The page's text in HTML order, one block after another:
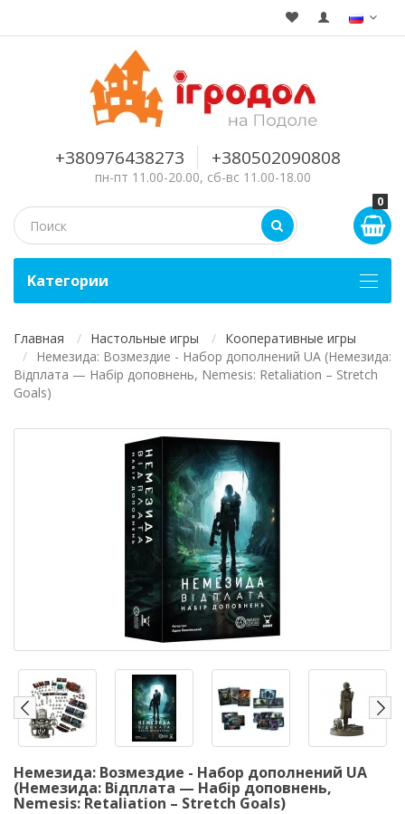
+380976438273 +380502090808
пн-пт 11.00-20.00, сб-вс 11.00-18.00
0
Kатегории
Главная Настольные игры
Кооперативные игры
Немезида: Возмездие - Набор дополнений UA (Немезида:
Відплата — Набір доповнень, Nemesis: Retaliation – Stretch
Goals)
Немезида: Возмездие - Набор дополнений UA
(Немезида: Відплата — Набір доповнень,
Nemesis: Retaliation – Stretch Goals)